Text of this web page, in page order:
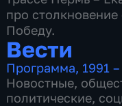
про
Победу.
Вести
Программа, 1991
Новостные,
политические,